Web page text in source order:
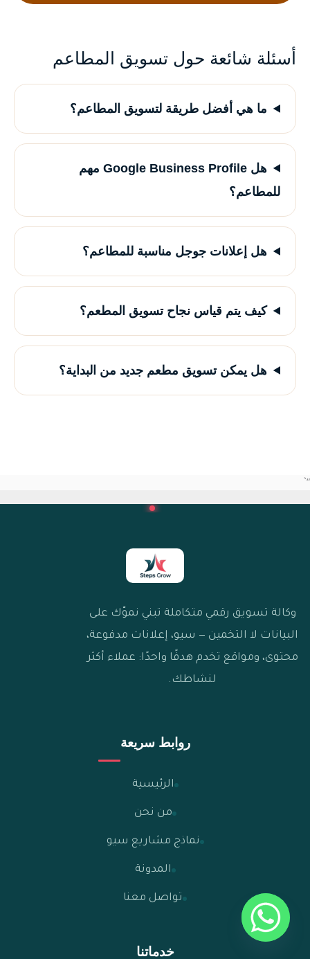
أسئلة شائعة حول تسويق المطاعم
ما هي أفضل طريقة لتسويق المطاعم؟
هل Google Business Profile مهم
للمطاعم؟
هل إعلانات جوجل مناسبة للمطاعم؟
كيف يتم قياس نجاح تسويق المطعم؟
هل يمكن تسويق مطعم جديد من البداية؟
“`
وكالة تسويق رقمي متكاملة تبني نموّك على
البيانات لا التخمين — سيو، إعلانات مدفوعة،
محتوى، ومواقع تخدم هدفًا واحدًا: عملاء أكثر
لنشاطك.
روابط سريعة
الرئيسية
من نحن
نماذج مشاريع سيو
المدونة
تواصل معنا
خدماتنا